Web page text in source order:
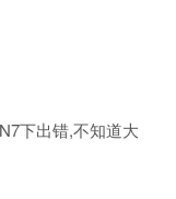
下出错,不知道大